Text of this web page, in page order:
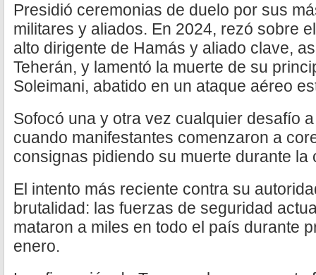
Presidió ceremonias de duelo por sus
militares y aliados. En 2024, rezó sobre
alto dirigente de Hamás y aliado clave,
Teherán, y lamentó la muerte de su
Soleimani, abatido en un ataque aéreo
Sofocó una y otra vez cualquier desafío
cuando manifestantes comenzaron a
consignas pidiendo su muerte durante la
El intento más reciente contra su
brutalidad: las fuerzas de seguridad
mataron a miles en todo el país durante
enero.